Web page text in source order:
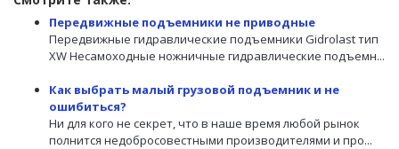
Передвижные подъемники не приводные
Передвижные гидравлические подъемники Gidrolast тип
XW Несамоходные ножничные гидравлические подъемн...
Как выбрать малый грузовой подъемник и не
ошибиться?
Ни для кого не секрет, что в наше время любой рынок
полнится недобросовестными производителями и про...